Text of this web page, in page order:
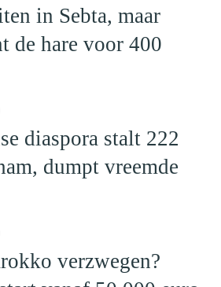
in Sebta, maar
de hare voor 400
diaspora stalt 222
dumpt vreemde
verzwegen?